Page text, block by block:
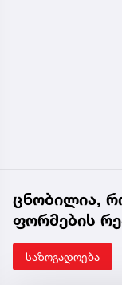
ცნობილია,
ფორმების
საზოგადოება